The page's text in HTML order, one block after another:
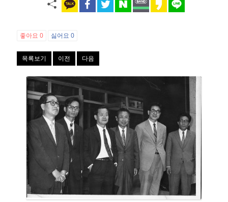
좋아요0 싫어요0
목록보기 이전 다음